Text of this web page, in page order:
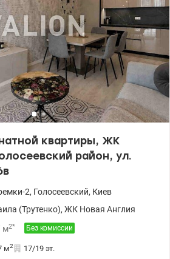
квартиры, ЖК
район, ул.
2, Голосеевский, Киев
(Трутенко), ЖК Новая Англия
м2* Без комиссии
м2 17/19 эт.